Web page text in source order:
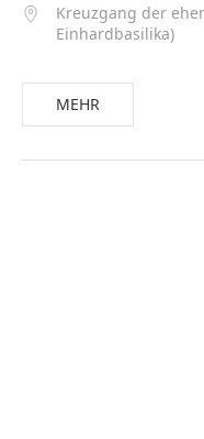
Kreuzgang der
Einhardbasilika)
MEHR